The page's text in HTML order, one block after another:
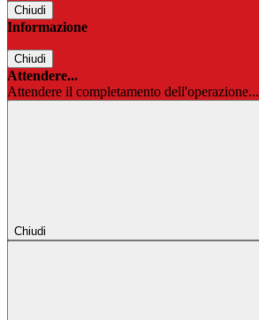
Chiudi
Informazione
Chiudi
Attendere...
Attendere il completamento dell'operazione...
Chiudi